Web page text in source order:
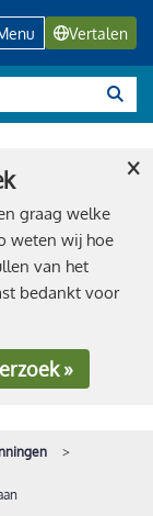
Vertalen
graag welke
weten wij hoe
van het
bedankt voor
»
×